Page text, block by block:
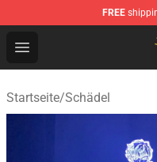
FREE
Open menu
Anime Lamp Shop -
Startseite/Schädel